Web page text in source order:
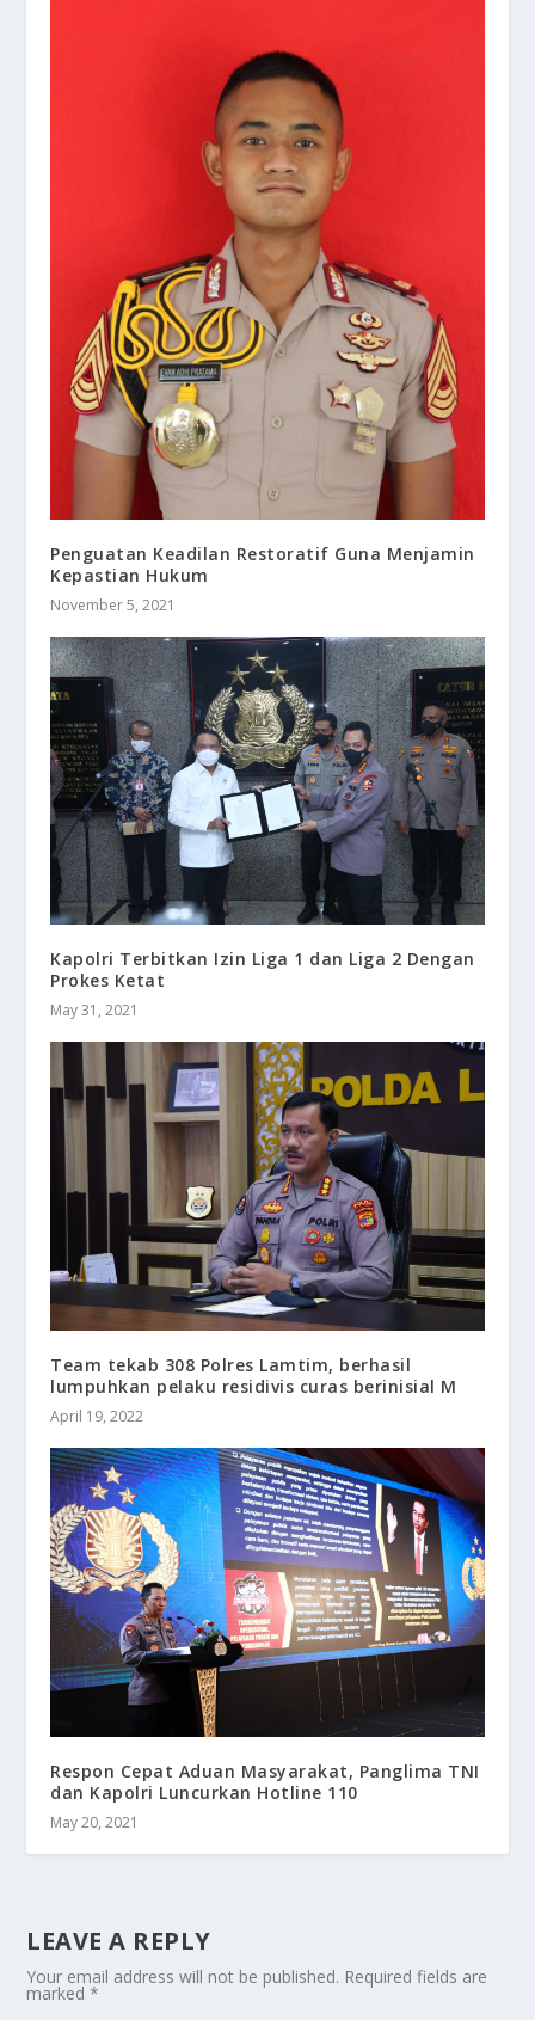
Penguatan Keadilan Restoratif Guna Menjamin
Kepastian Hukum
November 5, 2021
Kapolri Terbitkan Izin Liga 1 dan Liga 2 Dengan
Prokes Ketat
May 31, 2021
Team tekab 308 Polres Lamtim, berhasil
lumpuhkan pelaku residivis curas berinisial M
April 19, 2022
Respon Cepat Aduan Masyarakat, Panglima TNI
dan Kapolri Luncurkan Hotline 110
May 20, 2021
LEAVE A REPLY
Your email address will not be published. Required fields are
marked*